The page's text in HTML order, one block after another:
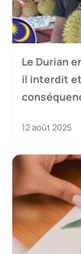
Le Durian
il interdit
12 août 2025